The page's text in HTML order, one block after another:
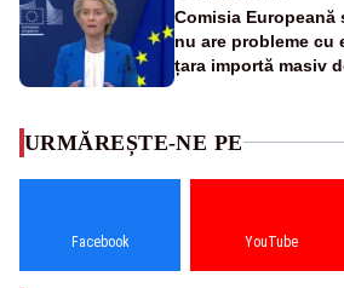
Comisia Europeană
nu are probleme cu
țara importă masiv
URMĂREȘTE-NE PE
Facebook YouTube